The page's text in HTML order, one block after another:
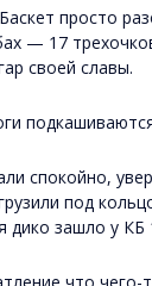
просто
— 17
своей славы.
спокойно,
под
зашло у КБ